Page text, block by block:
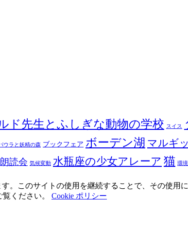
ド先生とふしぎな動物の学校 スイス
ウラと妖精の森 ブックフェア ボーデン湖 マルギ
朗読会 気候変動 水瓶座の少女アレーア 猫 環
。このサイトの使用を継続することで、その使用
ください。 Cookie ポリシー